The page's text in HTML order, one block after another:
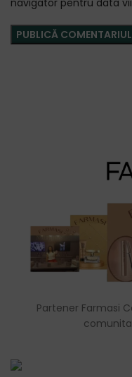
navigator pentru data
Partener Farmasi